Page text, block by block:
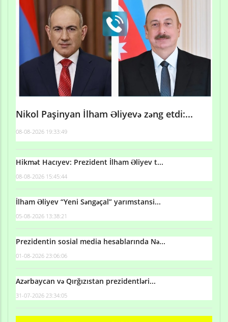
Nikol Paşinyan İlham Əliyevə zəng etdi:...
08-08-2026 19:33:49
Hikmət Hacıyev: Prezident İlham Əliyev t...
08-08-2026 15:45:44
İlham Əliyev “Yeni Səngəçal” yarımstansi...
05-08-2026 13:38:21
Prezidentin sosial media hesablarında Nə...
01-08-2026 23:06:06
Azərbaycan və Qırğızıstan prezidentləri...
31-07-2026 23:34:05